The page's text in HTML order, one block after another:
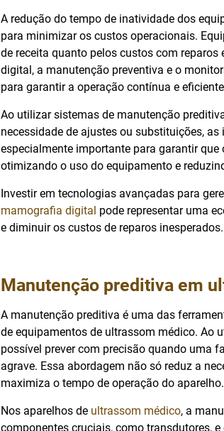
A redução do tempo de inatividade dos
para minimizar os custos operacionais.
de receita quanto pelos custos com
digital, a manutenção preventiva e o
para garantir a operação contínua e
Ao utilizar sistemas de manutenção
necessidade de ajustes ou substituições,
especialmente importante para garantir
otimizando o uso do equipamento e
Investir em tecnologias avançadas para
mamografia digital pode representar uma
e diminuir os custos de reparos inesperados.
Manutenção preditiva em
A manutenção preditiva é uma das
de equipamentos de ultrassom médico. Ao
possível prever com precisão quando uma
agrave. Essa abordagem não só reduz a
maximiza o tempo de operação do aparelho.
Nos aparelhos de ultrassom médico, a
componentes cruciais, como transdutores,